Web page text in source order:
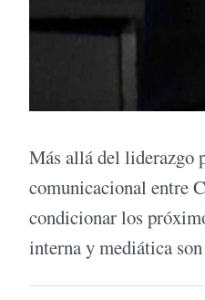
Más allá del liderazgo
comunicacional entre
condicionar los
interna y mediática